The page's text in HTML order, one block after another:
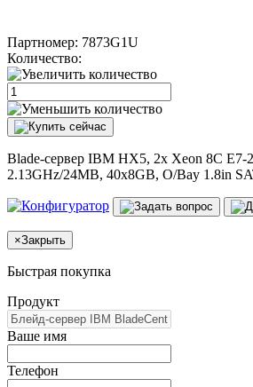
Партномер: 7873G1U
Количество:
Blade-сервер IBM HX5, 2x Xeon 8C E7-
2.13GHz/24MB, 40x8GB, O/Bay 1.8in
×Закрыть
Быстрая покупка
Продукт
Ваше имя
Телефон